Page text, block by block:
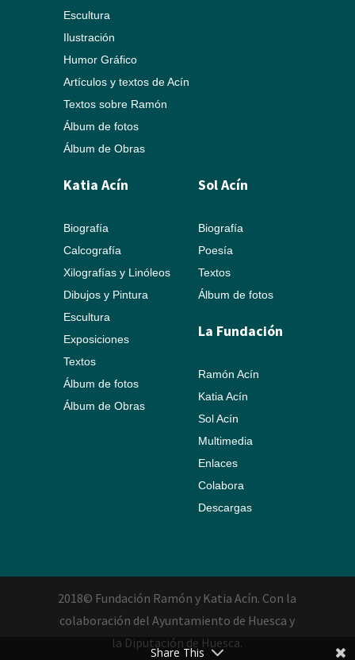
Escultura
Ilustración
Humor Gráfico
Artículos y textos de Acín
Textos sobre Ramón
Álbum de fotos
Álbum de Obras
Katia Acín
Biografía
Calcografía
Xilografías y Linóleos
Dibujos y Pintura
Escultura
Exposiciones
Textos
Álbum de fotos
Álbum de Obras
Sol Acín
Biografía
Poesía
Textos
Álbum de fotos
La Fundación
Ramón Acín
Katia Acín
Sol Acín
Multimedia
Enlaces
Colabora
Descargas
2018© Fundación Ramón y Katia Acín. Con la
colaboración del Ayuntamiento de Huesca y
la Diputación de Huesca.
Share This